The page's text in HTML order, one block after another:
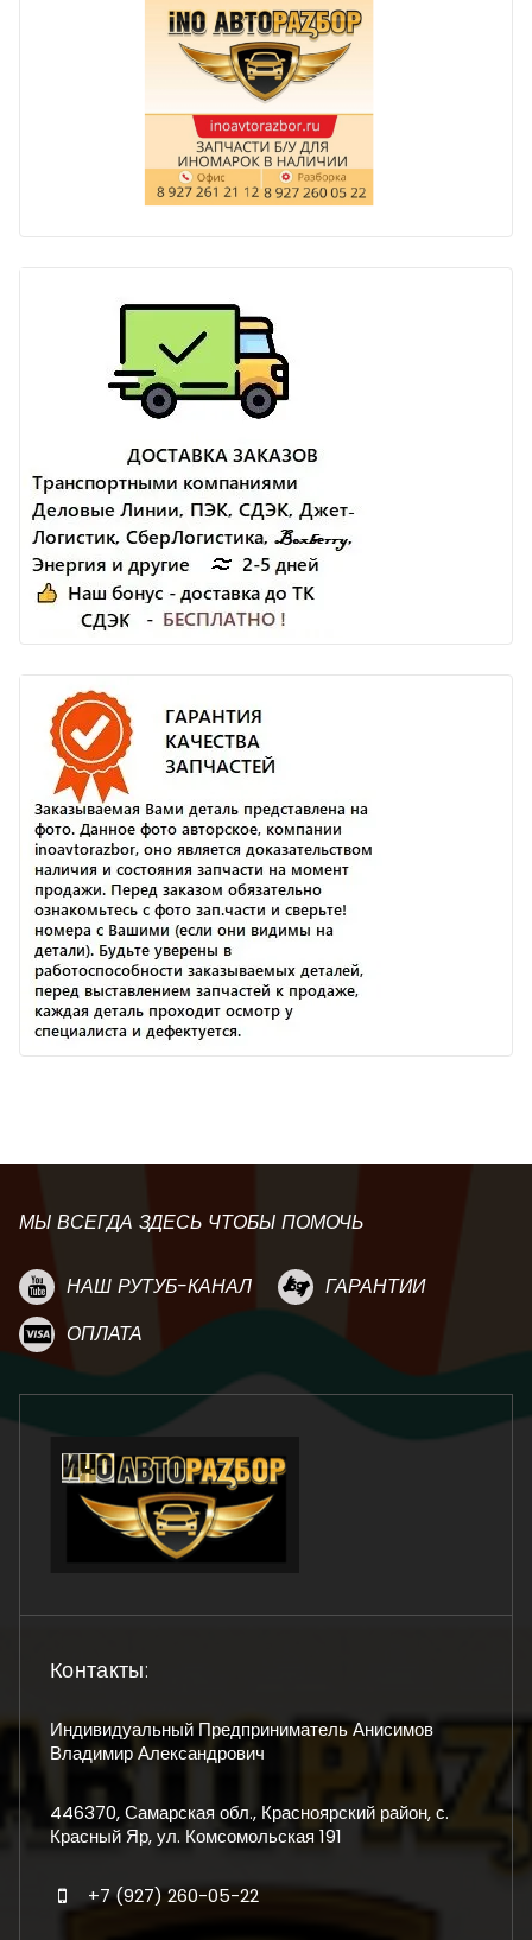
МЫ ВСЕГДА ЗДЕСЬ ЧТОБЫ ПОМОЧЬ
НАШ РУТУБ-КАНАЛ
ГАРАНТИИ
ОПЛАТА
Контакты:
Индивидуальный Предприниматель Анисимов
Владимир Александрович
446370, Самарская обл., Красноярский район, с.
Красный Яр, ул. Комсомольская 191
+7 (927) 260-05-22